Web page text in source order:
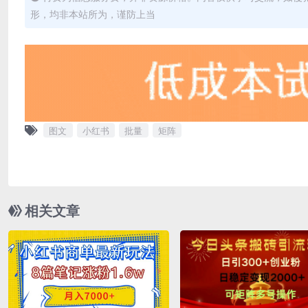
形，均非本站所为，谨防上当
图文 小红书 批量 矩阵
相关文章